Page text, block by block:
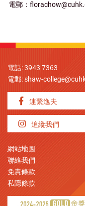
電郵：
電話: 3943 7363
電郵:shaw-
連繫逸夫
追縱我們
網站地圖
聯絡我們
免責條款
私隱條款